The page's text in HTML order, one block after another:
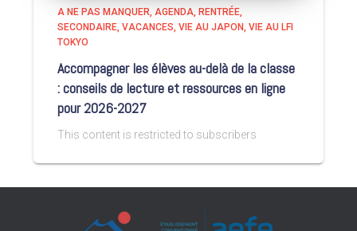
A NE PAS MANQUER AGENDA RENTRÉE
SECONDAIRE VACANCES VIE AU JAPON VIE AU LFI
TOKYO
Accompagner les élèves au-delà de la classe
: conseils de lecture et ressources en ligne
pour 2026-2027
This content is restricted to subscribers